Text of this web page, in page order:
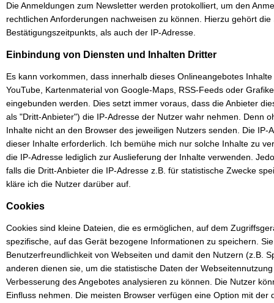
Die Anmeldungen zum Newsletter werden protokolliert, um den
rechtlichen Anforderungen nachweisen zu können. Hierzu gehört
Bestätigungszeitpunkts, als auch der IP-Adresse.
Einbindung von Diensten und Inhalten Dritter
Es kann vorkommen, dass innerhalb dieses Onlineangebotes
YouTube, Kartenmaterial von Google-Maps, RSS-Feeds oder
eingebunden werden. Dies setzt immer voraus, dass die Anbieter
als "Dritt-Anbieter") die IP-Adresse der Nutzer wahr nehmen. Denn
Inhalte nicht an den Browser des jeweiligen Nutzers senden. Die IP-
dieser Inhalte erforderlich. Ich bemühe mich nur solche Inhalte zu
die IP-Adresse lediglich zur Auslieferung der Inhalte verwenden.
falls die Dritt-Anbieter die IP-Adresse z.B. für statistische Zwecke
kläre ich die Nutzer darüber auf.
Cookies
Cookies sind kleine Dateien, die es ermöglichen, auf dem
spezifische, auf das Gerät bezogene Informationen zu speichern.
Benutzerfreundlichkeit von Webseiten und damit den Nutzern (z.B.
anderen dienen sie, um die statistische Daten der
Verbesserung des Angebotes analysieren zu können. Die Nutzer
Einfluss nehmen. Die meisten Browser verfügen eine Option mit der